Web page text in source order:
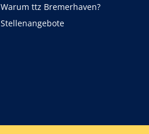
Warum ttz Bremerhaven?
Stellenangebote